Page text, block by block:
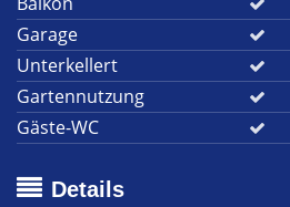
Garage
Unterkellert
Gartennutzung
Gäste-WC
Details